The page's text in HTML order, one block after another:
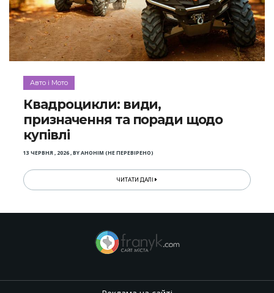
Авто і Мото
Квадроцикли: види,
призначення та поради щодо
купівлі
13 ЧЕРВНЯ , 2026,BYАНОНІМ (НЕ ПЕРЕВІРЕНО)
ЧИТАТИ ДАЛІ